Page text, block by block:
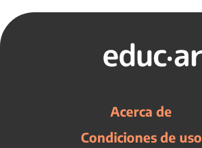
Acerca de
Condiciones de uso